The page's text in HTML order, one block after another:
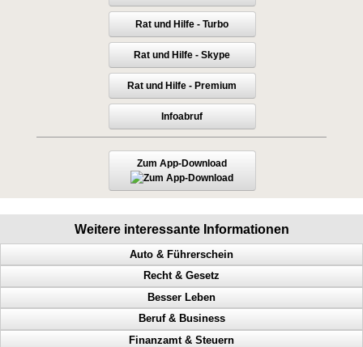
Rat und Hilfe - Turbo
Rat und Hilfe - Skype
Rat und Hilfe - Premium
Infoabruf
Zum App-Download
Weitere interessante Informationen
Auto & Führerschein
Geschwindigkeitsübertretungen, Punkte, Radarfalle, Polizeikontrolle
Polizeikontrolle, Radarfalle, Geschwindigkeitsübertretungen, Punkte
Unterhaltskosten senken, Autokosten senken, Idiotentest,
Recht & Gesetz
Prozess, Gericht, Fehlentscheidungen, Richter
Dienstaufsichtsbeschwerde, Beamte, Sachbearbeiter, Antrag
Irrtum vom Amt, wie stelle ich einen Antrag, Ämter, Behörden
Besser Leben
Anerkennung, Geld, Erfolg haben, Karriereleiter
Beruf & Business
Finanzamt & Steuern